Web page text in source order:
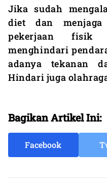
Jika sudah
diet dan
pekerjaan
menghindari
adanya tekanan
Hindari juga
Bagikan Artikel Ini:
Facebook